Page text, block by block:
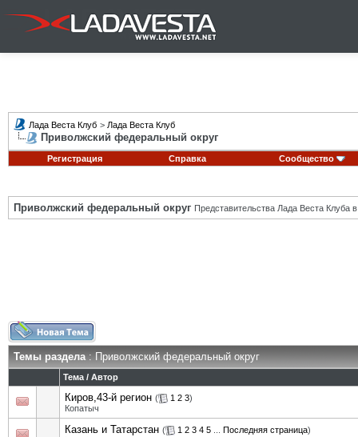
Лада Веста Клуб > Лада Веста Клуб
Приволжский федеральный округ
Регистрация Справка Сообщество
Приволжский федеральный округ Представительства Лада Веста Клуба
Темы раздела: Приволжский федеральный округ
Тема / Автор
Киров,43-й регион ( 1 2 3)
Копатыч
Казань и Татарстан ( 1 2 3 4 5 Последняя страница)